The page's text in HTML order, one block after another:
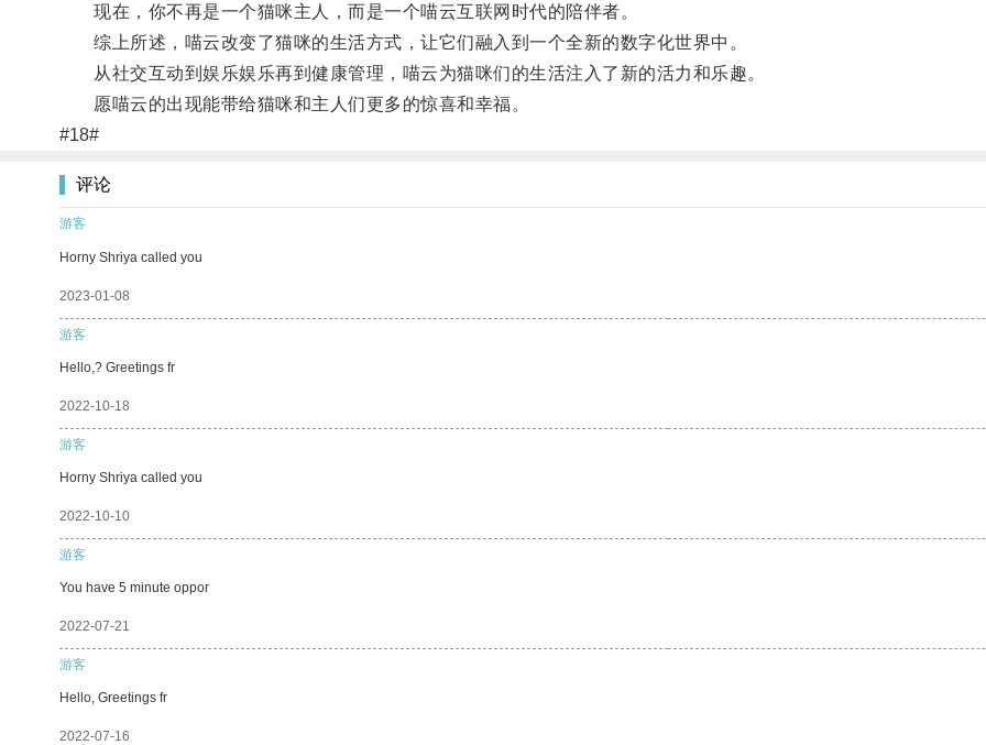
现在，你不再是一个猫咪主人，而是一个喵云互联网时代的陪伴者。
综上所述，喵云改变了猫咪的生活方式，让它们融入到一个全新的数字化世界中。
从社交互动到娱乐娱乐再到健康管理，喵云为猫咪们的生活注入了新的活力和乐趣。
愿喵云的出现能带给猫咪和主人们更多的惊喜和幸福。
#18#
评论
游客
Horny Shriya called you
2023-01-08
游客
Hello,? Greetings fr
2022-10-18
游客
Horny Shriya called you
2022-10-10
游客
You have 5 minute oppor
2022-07-21
游客
Hello, Greetings fr
2022-07-16